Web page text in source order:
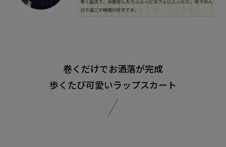
巻くだけでお洒落が完成
歩くたび可愛いラップスカート